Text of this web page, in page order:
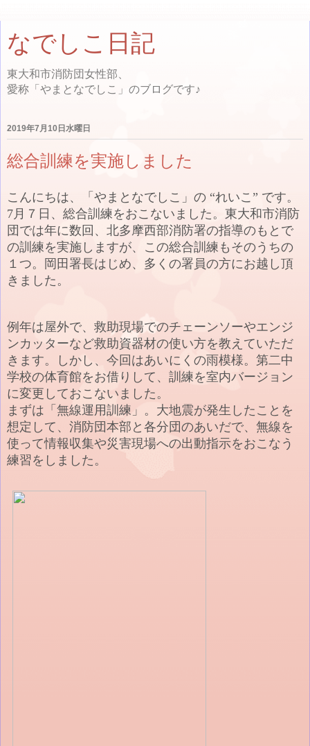
なでしこ日記
東大和市消防団女性部、
愛称「やまとなでしこ」のブログです♪
2019年7月10日水曜日
総合訓練を実施しました
こんにちは、「やまとなでしこ」の “れいこ” です。
7月７日、総合訓練をおこないました。東大和市消防
団では年に数回、北多摩西部消防署の指導のもとで
の訓練を実施しますが、この総合訓練もそのうちの
１つ。岡田署長はじめ、多くの署員の方にお越し頂
きました。
例年は屋外で、救助現場でのチェーンソーやエンジ
ンカッターなど救助資器材の使い方を教えていただ
きます。しかし、今回はあいにくの雨模様。第二中
学校の体育館をお借りして、訓練を室内バージョン
に変更しておこないました。
まずは「無線運用訓練」。大地震が発生したことを
想定して、消防団本部と各分団のあいだで、無線を
使って情報収集や災害現場への出動指示をおこなう
練習をしました。